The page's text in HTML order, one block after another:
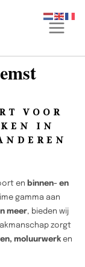
VOOR
IN
en binnen- en
gamma aan
meer, bieden wij
zorgt
moluurwerken